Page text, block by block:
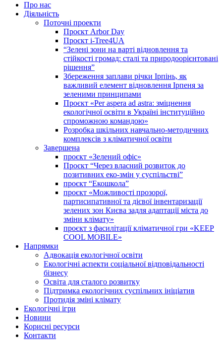
Про нас
Діяльність
Поточні проекти
Проєкт Arbor Day
Проєкт i-Tree4UA
“Зелені зони на варті відновлення та
стійкості громад: cталі та природоорієнтовані
рішення”
Збереження заплави річки Ірпінь, як
важливий елемент відновлення Ірпеня за
зеленими принципами
Проєкт «Per aspera ad astra: зміцнення
екологічної освіти в Україні інституційно
спроможною командою»
Розробка шкільних навчально-методичних
комплексів з кліматичної освіти
Завершена
проєкт «Зелений офіс»
Проєкт “Через власний розвиток до
позитивних еко-змін у суспільстві”
проєкт “Екошкола”
проєкт «Можливості прозорої,
партисипативної та дієвої інвентаризації
зелених зон Києва задля адаптації міста до
зміни клімату»
проєкт з фасилітації кліматичної гри «KEEP
COOL MOBILE»
Напрямки
Адвокація екологічної освіти
Екологічні аспекти соціальної відповідальності
бізнесу
Освіта для сталого розвитку
Підтримка екологічних суспільних ініціатив
Протидія зміні клімату
Екологічні ігри
Новини
Корисні ресурси
Контакти